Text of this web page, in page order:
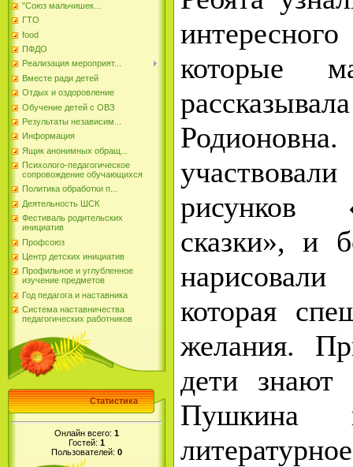
"Союз мальчишек...
ГТО
food
ПФДО
Реализация мероприят...
Вместе ради детей
Отдых и оздоровление
Обучение детей с ОВЗ
Результаты независим...
Информация
Ящик анонимных обращ...
Психолого-педагогическое
сопровождение обучающихся
Политика обработки п...
Деятельность ШСК
Фестиваль родительских
инициатив
Профсоюз
Центр детских инициатив
Профильное и углубленное
изучение предметов
Год педагога и наставника
Система наставничества
педагогических работников
Статистика
Онлайн всего: 1
Гостей: 1
Пользователей: 0
которые
рисунков
сказки», и
которая
желания.
дети